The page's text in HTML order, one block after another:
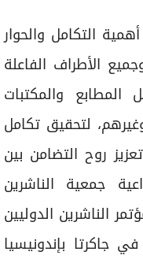
التكامل والحوار
الأطراف الفاعلة
والمكتبات
لتحقيق تكامل
روح التضامن بين
جمعية الناشرين
الناشرين الدوليين
جاكرتا بإندونيسيا